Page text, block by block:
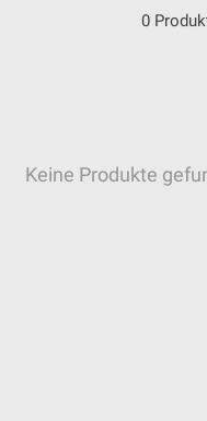
0
Keine Produkte